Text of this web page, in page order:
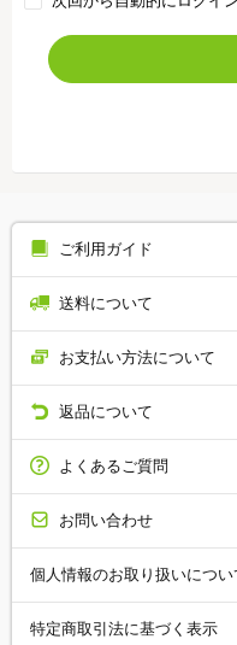
ご利用ガイド
送料について
お支払い方法について
返品について
よくあるご質問
お問い合わせ
個人情報のお取り扱いについ
特定商取引法に基づく表示